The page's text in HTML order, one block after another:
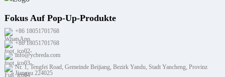
Fokus Auf Pop-Up-Produkte
+86 18051701768
+86 18051701768
info@ycbreda.com
Nr. 1, Tengfei Road, Gemeinde Beijiang, Bezirk Yandu, Stadt Yancheng, Provinz
Jiangsu 224025